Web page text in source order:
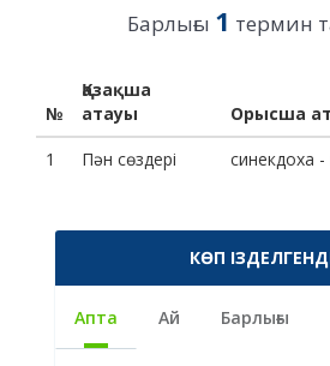
Барлығы 1 термин
№
Қазақша
атауы
Орысша
1
Пән сөздері синекдоха
КӨП
Апта Ай Барлығы